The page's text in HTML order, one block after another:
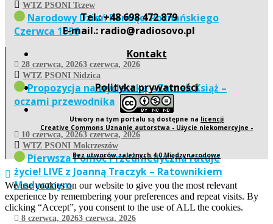
WTZ PSONI Tczew
Narodowy Dzień Pamięci Poznańskiego
Czerwca 1956
28 czerwca, 20263 czerwca, 2026
WTZ PSONI Nidzica
Propozycja na wycieczkę – Zamek Książ –
oczami przewodnika
10 czerwca, 20263 czerwca, 2026
WTZ PSONI Mokrzeszów
Pierwsza Pomoc Przedmedyczna ratuje
życie! LIVE z Joanną Traczyk – Ratownikiem
Medycznym
8 czerwca, 20263 czerwca, 2026
Tel.: +48 698 472 879
E-mail.: radio@radiosovo.pl
Kontakt
Polityka prywatności
Utwory na tym portalu są dostępne na licencji
Creative Commons Uznanie autorstwa - Użycie niekomercyjne -
Bez utworów zależnych 4.0 Międzynarodowe
We use cookies on our website to give you the most relevant
experience by remembering your preferences and repeat visits. By
clicking “Accept”, you consent to the use of ALL the cookies.